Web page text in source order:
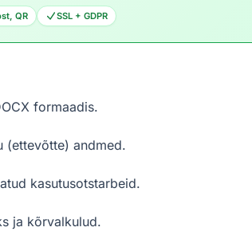
QR SSL + GDPR
formaadis.
(ettevõtte) andmed.
kasutusotstarbeid.
ja kõrvalkulud.